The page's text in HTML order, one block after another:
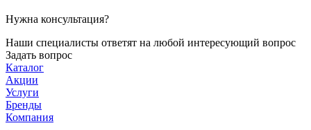
Нужна консультация?
Наши специалисты ответят на любой интересующий вопрос
Задать вопрос
Каталог
Акции
Услуги
Бренды
Компания